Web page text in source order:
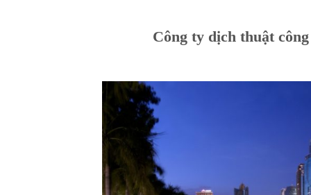
Công ty dịch thuật